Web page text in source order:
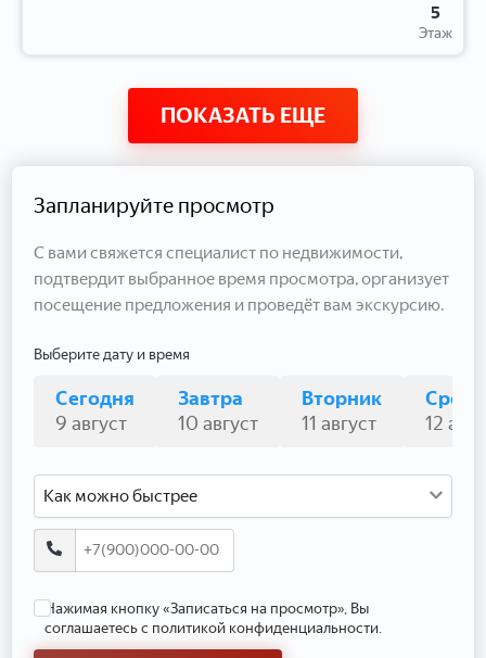
Этаж
5
ПОКАЗАТЬ ЕЩЕ
Запланируйте просмотр
С вами свяжется специалист по недвижимости,
подтвердит выбранное время просмотра, организует
посещение предложения и проведёт вам экскурсию.
Выберите дату и время
Сегодня
9 август
Завтра
10 август
Вторник
11 август
Среда
12
Как можно быстрее
Нажимая кнопку «Записаться на просмотр», Вы
соглашаетесь с политикой конфиденциальности.